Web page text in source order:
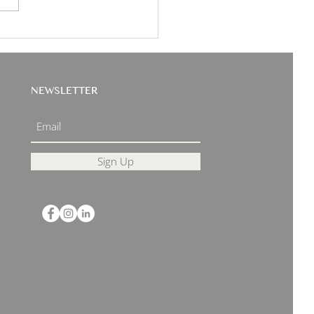
NEWSLETTER
Sign Up